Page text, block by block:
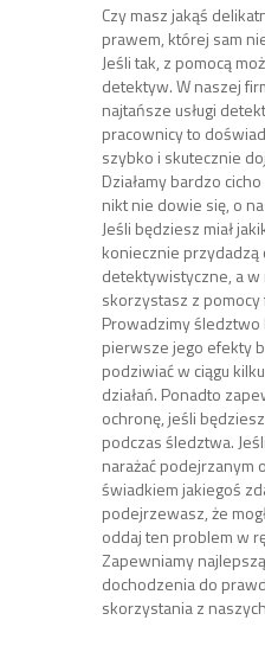
Czy masz jakąś
prawem, której sam
Jeśli tak, z pomocą
detektyw. W naszej
najtańsze usługi
pracownicy to
szybko i skutecznie
Działamy bardzo
nikt nie dowie się, o
Jeśli będziesz miał
koniecznie przydadzą
detektywistyczne, a
skorzystasz z
Prowadzimy
pierwsze jego efekty
podziwiać w ciągu
działań. Ponadto
ochronę, jeśli
podczas śledztwa.
narażać podejrzanym
świadkiem jakiegoś
podejrzewasz, że
oddaj ten problem w
Zapewniamy
dochodzenia do
skorzystania z